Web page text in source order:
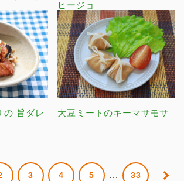
ヒージョ
の 旨ダレ
大豆ミートのキーマサモサ
3 4 5 … 33